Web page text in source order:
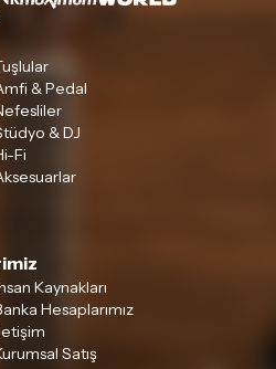
& Pedal
& DJ
Fi
Kaynakları
Hesaplarımız
Satış